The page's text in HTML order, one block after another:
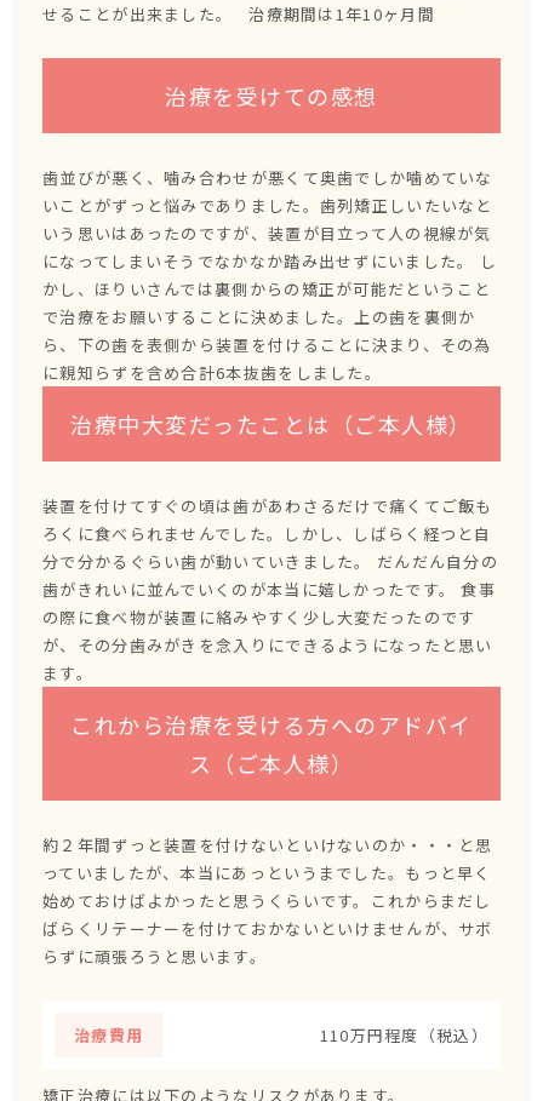
せることが出来ました。 治療期間は1年10ヶ月間
治療を受けての感想
歯並びが悪く、噛み合わせが悪くて奥歯でしか噛めていな
いことがずっと悩みでありました。歯列矯正しいたいなと
いう思いはあったのですが、装置が目立って人の視線が気
になってしまいそうでなかなか踏み出せずにいました。 し
かし、ほりいさんでは裏側からの矯正が可能だということ
で治療をお願いすることに決めました。上の歯を裏側か
ら、下の歯を表側から装置を付けることに決まり、その為
に親知らずを含め合計6本抜歯をしました。
治療中大変だったことは（ご本人様）
装置を付けてすぐの頃は歯があわさるだけで痛くてご飯も
ろくに食べられませんでした。しかし、しばらく経つと自
分で分かるぐらい歯が動いていきました。 だんだん自分の
歯がきれいに並んでいくのが本当に嬉しかったです。 食事
の際に食べ物が装置に絡みやすく少し大変だったのです
が、その分歯みがきを念入りにできるようになったと思い
ます。
これから治療を受ける方へのアドバイ
ス（ご本人様）
約２年間ずっと装置を付けないといけないのか・・・と思
っていましたが、本当にあっというまでした。もっと早く
始めておけばよかったと思うくらいです。これからまだし
ばらくリテーナーを付けておかないといけませんが、サボ
らずに頑張ろうと思います。
治療費用 110万円程度（税込）
矯正治療には以下のようなリスクがあります。